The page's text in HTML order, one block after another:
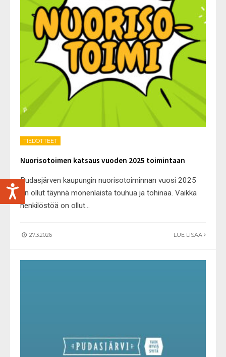
TIEDOTTEET
Nuorisotoimen katsaus vuoden 2025 toimintaan
Pudasjärven kaupungin nuorisotoiminnan vuosi 2025
on ollut täynnä monenlaista touhua ja tohinaa. Vaikka
henkilöstöä on ollut...
27.3.2026 LUE LISÄÄ